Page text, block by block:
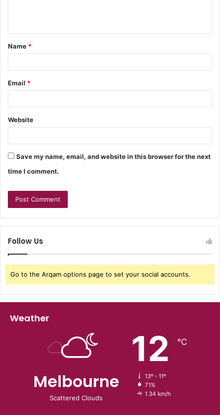
Name *
Email *
Website
Save my name, email, and website in this browser for the next
time I comment.
Follow Us
Go to the Arqam options page to set your social accounts.
Weather
Melbourne
Scattered Clouds
12 ℃
13º - 11º
71%
1.34 km/h